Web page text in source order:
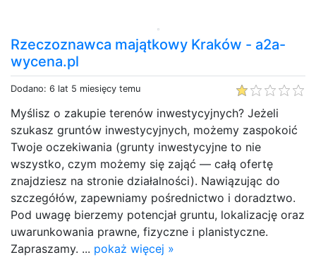
Rzeczoznawca majątkowy Kraków - a2a-
wycena.pl
Dodano: 6 lat 5 miesięcy temu
Myślisz o zakupie terenów inwestycyjnych? Jeżeli
szukasz gruntów inwestycyjnych, możemy zaspokoić
Twoje oczekiwania (grunty inwestycyjne to nie
wszystko, czym możemy się zająć — całą ofertę
znajdziesz na stronie działalności). Nawiązując do
szczegółów, zapewniamy pośrednictwo i doradztwo.
Pod uwagę bierzemy potencjał gruntu, lokalizację oraz
uwarunkowania prawne, fizyczne i planistyczne.
Zapraszamy. ... pokaż więcej »